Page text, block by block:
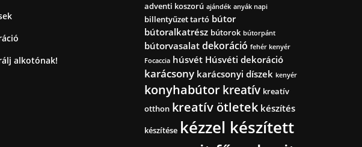
alkotónak!
adventi koszorú ajándék anyák napi
billentyűzet tartó bútor
bútoralkatrész bútorok bútorpánt
bútorvasalat dekoráció fehér kenyér
Focaccia húsvét Húsvéti dekoráció
karácsony karácsonyi díszek kenyér
konyhabútor kreatív kreatív
otthon kreatív ötletek készítés
készítése kézzel készített